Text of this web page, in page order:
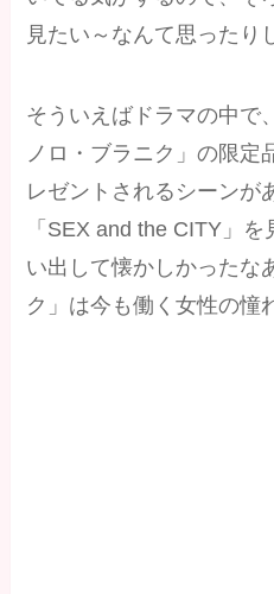
見たい～なんて思ったり
そういえばドラマの中で
ノロ・ブラニク」の限定
レゼントされるシーン
「SEX and the CITY」
い出して懐かしかったな
ク」は今も働く女性の憧